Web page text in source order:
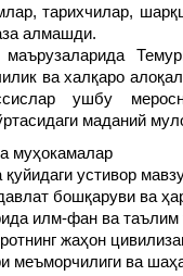
тарихчилар,
алмашди.
ва халқаро
ушбу
маданий
муҳокамалар
устивор
бошқаруви ва
илм-фан ва таълим
жаҳон
меъморчилиги ва